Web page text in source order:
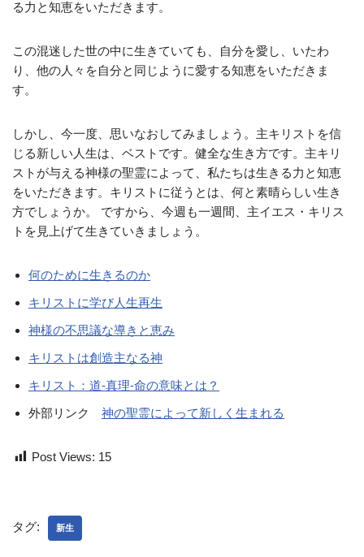
る力と知恵をいただきます。
この混迷した世の中に生きていても、自分を愛し、いたわ
り、他の人々を自分と同じように愛する知恵をいただきま
す。
しかし、今一度、思いなおしてみましょう。主キリストを信
じる新しい人生は、ベストです。健全な生き方です。主キリ
ストが与える神様の聖霊によって、私たちは生きる力と知恵
をいただきます。キリストに従うとは、何と素晴らしい生き
方でしょうか。 ですから、今週も一週間、主イエス・キリス
トを見上げて生きていきましょう。
何のために生きるのか
キリストに学び人生再生
神様の不思議な導きと恵み
キリストは創造主なる神
キリスト：道-真理-命の意味とは？
外部リンク 神の聖霊によって新しく生まれる
Post Views: 15
タグ: 新生